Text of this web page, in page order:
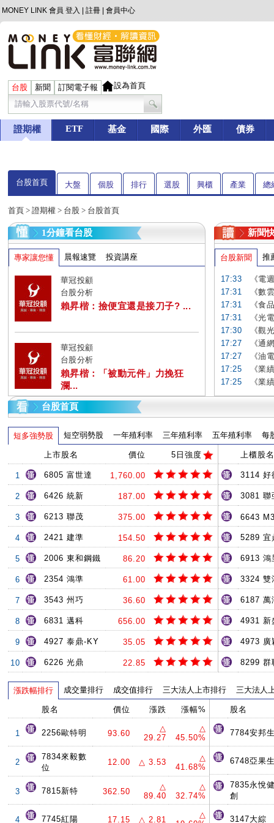
MONEY LINK 會員 登入 註冊 會員中心
台股 新聞 訂閱電子報 設為首頁
證期權 ETF 基金 國際 外匯 債券
台股首頁 大盤 個股 排行 選股 興櫃 產業 總
首頁 > 證期權 > 台股 > 台股首頁
1分鐘看台股
專家讓您懂 晨報速覽 投資講座
華冠投顧
台股分析
賴昇楷：撿便宜還是接刀子? ...
華冠投顧
台股分析
賴昇楷：「被動元件」力挽狂
瀾...
新聞
台股新聞 推
17:33
《電
17:31
《數
17:31
《食
17:31
《光
17:30
《觀
17:27
《通
17:27
《油
17:25
《業
17:25
《業
台股首頁
短多強勢股 短空弱勢股 一年殖利率 三年殖利率 五年殖利率 每
上市股名 價位 5日強度
1 6805 富世達 1,760.00
2 6426 統新 187.00
3 6213 聯茂 375.00
4 2421 建準 154.50
5 2006 東和鋼鐵 86.20
6 2354 鴻準 61.00
7 3543 州巧 36.60
8 6831 邁科 656.00
9 4927 泰鼎-KY 35.05
10 6226 光鼎 22.85
上櫃股名
3114 好
3081 聯
6643
5289 宜
6913 鴻
3324 雙
6187 萬
4931 新
4973 廣
8299 群
漲跌幅排行 成交量排行 成交值排行 三大法人上市排行 三大法人
股名 價位 漲跌 漲幅%
1 2256歐特明 93.60
△
29.27
△
45.50%
2
7834來毅數
位
12.00 △ 3.53
△
41.68%
3 7815新特 362.50
△
89.40
△
32.74%
4 7745紅陽 17.15 △ 2.81
△
股名
7784安邦
6748亞果
7835永悅
創
3147大綜